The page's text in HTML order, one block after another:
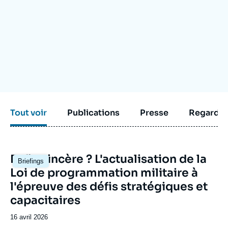
Tout voir Publications Presse
Briefings
Image
principale
Enfin sincère ? L'actualisation de la
Loi de programmation militaire à
l'épreuve des défis stratégiques et
capacitaires
Date
16 avril 2026